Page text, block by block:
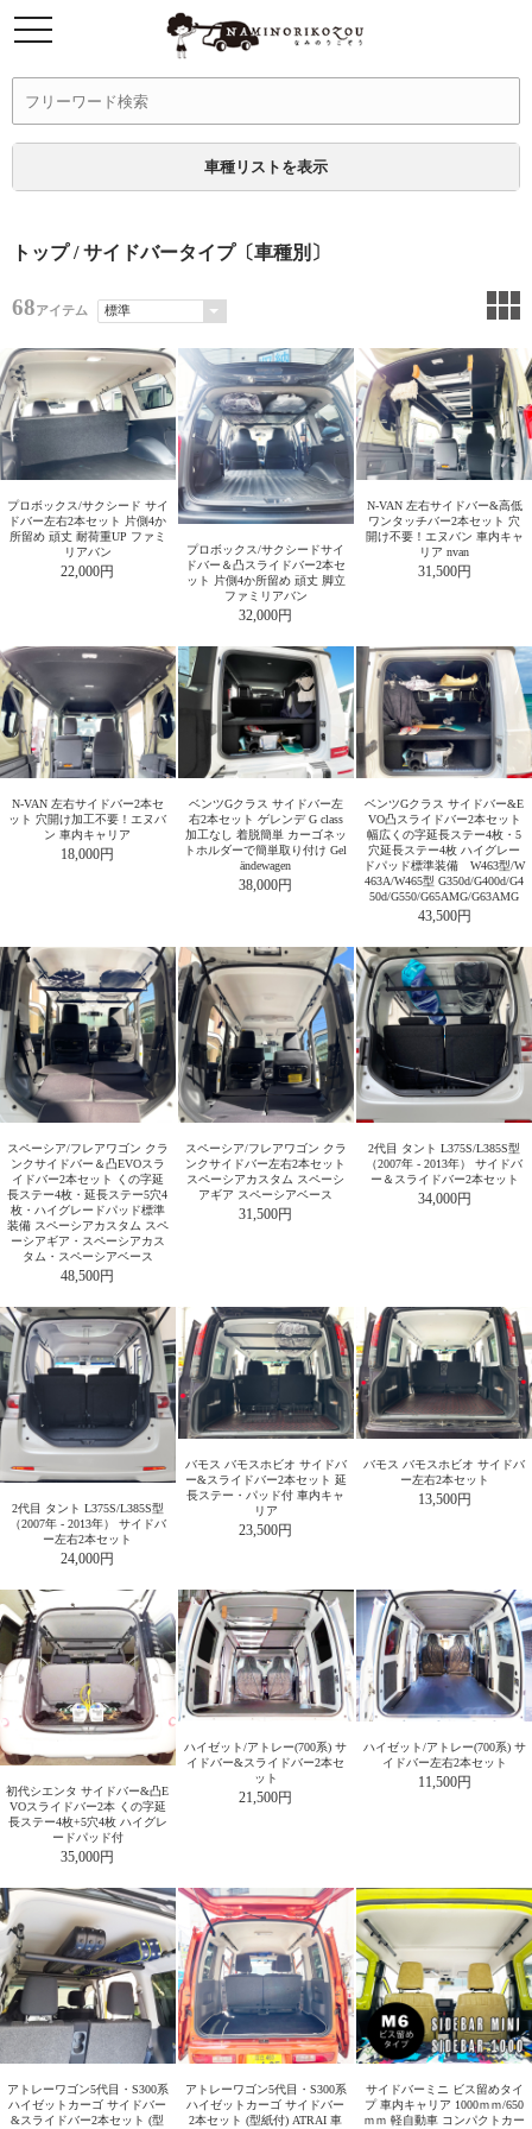
車種リストを表示
トップ/ サイドバータイプ〔車種別〕
68アイテム
プロボックス/サクシード サイ
ドバー左右2本セット 片側4か
所留め 頑丈 耐荷重UP ファミ
リアバン
22,000円
プロボックス/サクシードサイ
ドバー＆凸スライドバー2本セ
ット 片側4か所留め 頑丈 脚立
ファミリアバン
32,000円
N-VAN 左右サイドバー&高低
ワンタッチバー2本セット 穴
開け不要！エヌバン 車内キャ
リア nvan
31,500円
N-VAN 左右サイドバー2本セ
ット 穴開け加工不要！エヌバ
ン 車内キャリア
18,000円
ベンツGクラス サイドバー左
右2本セット ゲレンデ G class
加工なし 着脱簡単 カーゴネッ
トホルダーで簡単取り付け Gel
ändewagen
38,000円
ベンツGクラス サイドバー&E
VO凸スライドバー2本セット
幅広くの字延長ステー4枚・5
穴延長ステー4枚 ハイグレー
ドパッド標準装備 W463型/W
463A/W465型 G350d/G400d/G4
50d/G550/G65AMG/G63AMG
43,500円
スペーシア/フレアワゴン クラ
ンクサイドバー＆凸EVOスラ
イドバー2本セット くの字延
長ステー4枚・延長ステー5穴4
枚・ハイグレードパッド標準
装備 スペーシアカスタム スペ
ーシアギア・スペーシアカス
タム・スペーシアベース
48,500円
スペーシア/フレアワゴン クラ
ンクサイドバー左右2本セット
スペーシアカスタム スペーシ
アギア スペーシアベース
31,500円
2代目 タント L375S/L385S型
（2007年 - 2013年） サイドバ
ー＆スライドバー2本セット
34,000円
2代目 タント L375S/L385S型
（2007年 - 2013年） サイドバ
ー左右2本セット
24,000円
バモス バモスホビオ サイドバ
ー&スライドバー2本セット 延
長ステー・パッド付 車内キャ
リア
23,500円
バモス バモスホビオ サイドバ
ー左右2本セット
13,500円
初代シエンタ サイドバー&凸E
VOスライドバー2本 くの字延
長ステー4枚+5穴4枚 ハイグレ
ードパッド付
35,000円
ハイゼット/アトレー(700系) サ
イドバー&スライドバー2本セ
ット
21,500円
ハイゼット/アトレー(700系) サ
イドバー左右2本セット
11,500円
アトレーワゴン5代目・S300系
ハイゼットカーゴ サイドバー
&スライドバー2本セット (型
アトレーワゴン5代目・S300系
ハイゼットカーゴ サイドバー
2本セット (型紙付) ATRAI 車
サイドバーミニ ビス留めタイ
プ 車内キャリア 1000ｍｍ/650
ｍｍ 軽自動車 コンパクトカー